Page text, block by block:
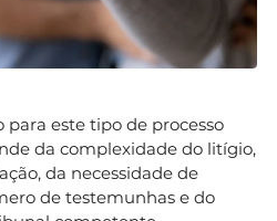
este tipo de processo
da complexidade do litígio,
da necessidade de
de testemunhas e do